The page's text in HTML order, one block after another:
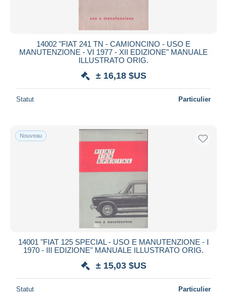
depuis
jours
Prix
Livraison gratuite
Méthodes de paiement
PayPal
Mastercard
iDeal
Maestro
Résidence du vendeur
14002 "FIAT 241 TN - CAMIONCINO - USO E
MANUTENZIONE - VI 1977 - XII EDIZIONE" MANUALE
ILLUSTRATO ORIG.
± 16,18 $US
Statut Particulier
Nouveau
14001 "FIAT 125 SPECIAL - USO E MANUTENZIONE - I
1970 - III EDIZIONE" MANUALE ILLUSTRATO ORIG.
± 15,03 $US
Statut Particulier